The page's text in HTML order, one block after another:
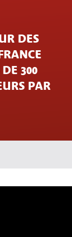
DES
300
PAR